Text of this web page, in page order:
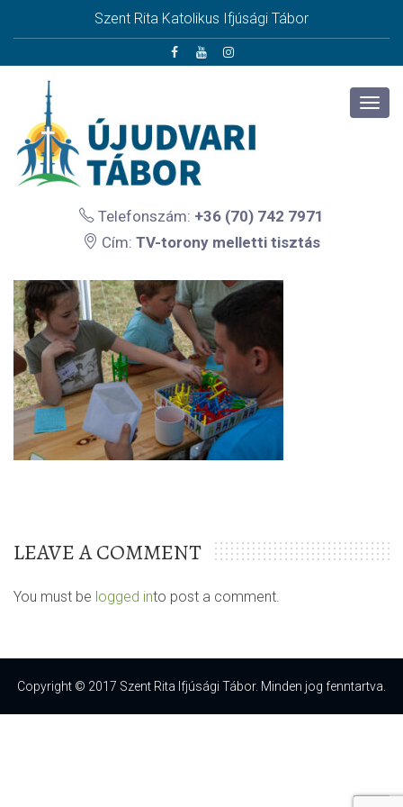
Szent Rita Katolikus Ifjúsági Tábor
Telefonszám: +36 (70) 742 7971
Cím: TV-torony melletti tisztás
LEAVE A COMMENT
You must be logged into post a comment.
Copyright © 2017 Szent Rita Ifjúsági Tábor. Minden jog fenntartva.